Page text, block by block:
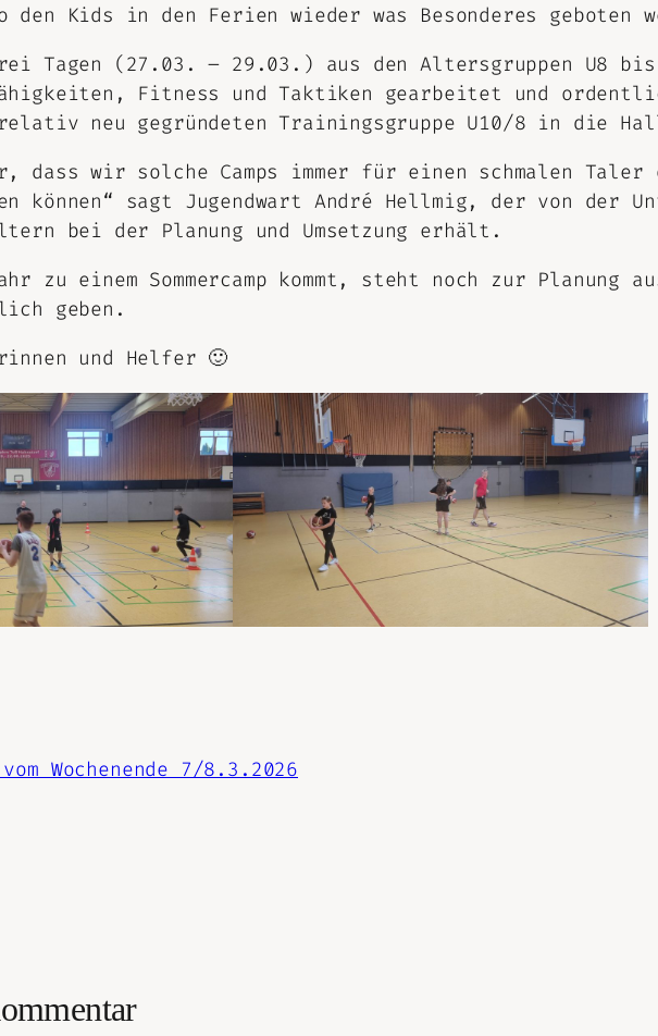
den Kids in den Ferien wieder was Besonderes geboten
Tagen (27.03. – 29.03.) aus den Altersgruppen U8
Fitness und Taktiken gearbeitet und
neu gegründeten Trainingsgruppe U10/8 in die
dass wir solche Camps immer für einen schmalen
können“ sagt Jugendwart André Hellmig, der von der
bei der Planung und Umsetzung erhält.
zu einem Sommercamp kommt, steht noch zur Planung
geben.
und Helfer 🙂
Wochenende 7/8.3.2026